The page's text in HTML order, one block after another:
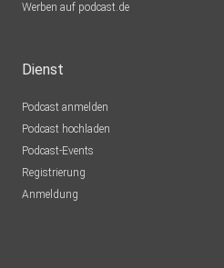
Werben auf podcast.de
Dienst
Podcast anmelden
Podcast hochladen
Podcast-Events
Registrierung
Anmeldung